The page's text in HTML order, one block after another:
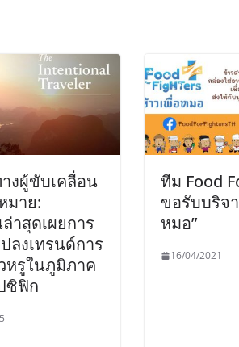
งผู้ขับเคลื่อน
มาย:
าสุดเผยการ
ลงเทรนด์การ
หรูในภูมิภาค
ซิฟิก
ทีม Food
ขอรับบริจ
หมอ”
16/04/2021